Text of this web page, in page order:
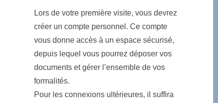
Lors de votre première visite, vous devrez
créer un compte personnel. Ce compte
vous donne accès à un espace sécurisé,
depuis lequel vous pourrez déposer vos
documents et gérer l’ensemble de vos
formalités.
Pour les connexions ultérieures, il suffira